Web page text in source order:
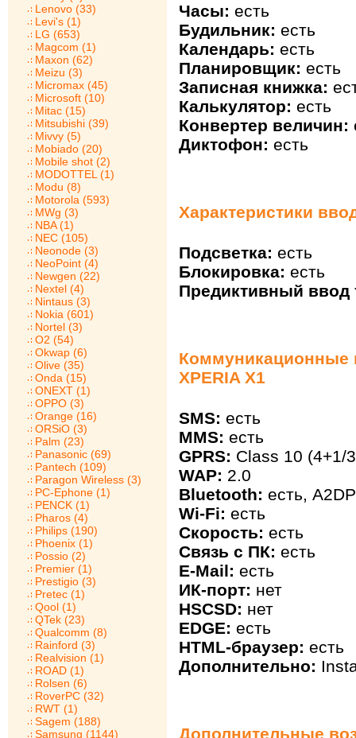
Lenovo (33)
Levi's (1)
LG (653)
Magcom (1)
Maxon (62)
Meizu (3)
Micromax (45)
Microsoft (10)
Mitac (15)
Mitsubishi (39)
Mivvy (5)
Mobiado (20)
Mobile shot (2)
MODOTTEL (1)
Modu (8)
Motorola (593)
MWg (3)
NBA (1)
NEC (105)
Neonode (3)
NeoPoint (4)
Newgen (22)
Nextel (4)
Nintaus (3)
Nokia (601)
Nortel (3)
O2 (54)
Okwap (6)
Olive (35)
Onda (15)
ONEXT (1)
OPPO (3)
Orange (16)
ORSiO (3)
Palm (23)
Panasonic (69)
Pantech (109)
Paragon Wireless (3)
PC-Ephone (1)
PENCK (1)
Pharos (4)
Philips (190)
Phoenix (1)
Possio (2)
Premier (1)
Prestigio (3)
Pretec (1)
Qool (1)
QTek (23)
Qualcomm (8)
Rainford (3)
Realvision (1)
ROAD (1)
Rolsen (6)
RoverPC (32)
RWT (1)
Sagem (188)
Samsung (1144)
Часы: есть
Будильник: есть
Календарь: есть
Планировщик: есть
Записная книжка:
Калькулятор: есть
Конвертер величин:
Диктофон: есть
Характеристики
Подсветка: есть
Блокировка: есть
Предиктивный ввод
Коммуникационные
XPERIA X1
SMS: есть
MMS: есть
GPRS: Class 10 (4+1/
WAP: 2.0
Bluetooth: есть, A2DP
Wi-Fi: есть
Скорость: есть
Связь с ПК: есть
E-Mail: есть
ИК-порт: нет
HSCSD: нет
EDGE: есть
HTML-браузер: есть
Дополнительно:
Дополнительные